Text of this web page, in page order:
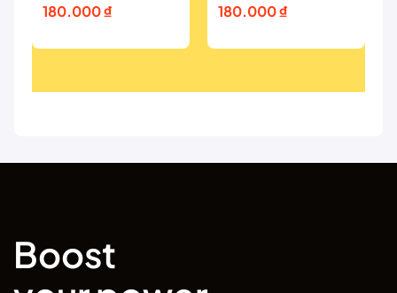
180.000₫ 180.000₫
Boost